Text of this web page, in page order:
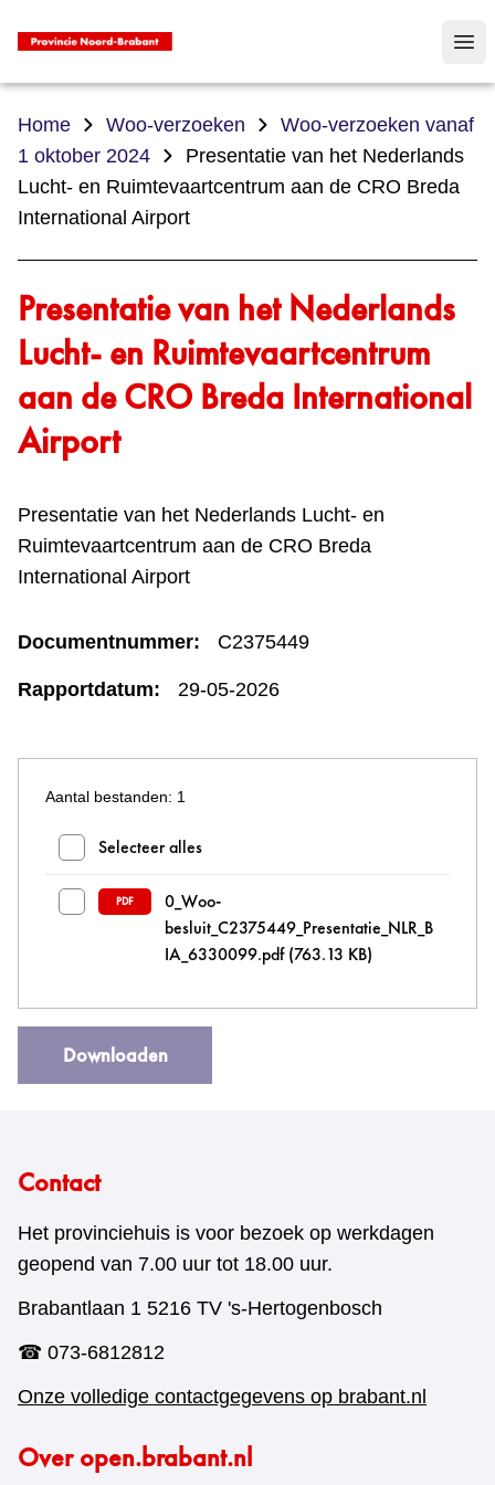
Home Woo-verzoeken
Woo-verzoeken vanaf
1 oktober 2024
Presentatie van het Nederlands
Lucht- en Ruimtevaartcentrum aan de CRO Breda
International Airport
Presentatie van het Nederlands
Lucht- en Ruimtevaartcentrum
aan de CRO Breda International
Airport
Presentatie van het Nederlands Lucht- en
Ruimtevaartcentrum aan de CRO Breda
International Airport
Documentnummer: C2375449
Rapportdatum: 29-05-2026
Aantal bestanden: 1
Bestanden en mappen selecteren
Selecteer alles
PDF
0_Woo-
besluit_C2375449_Presentatie_NLR_B
IA_6330099.pdf (763.13 KB)
Downloaden
Contact
Het provinciehuis is voor bezoek op werkdagen
geopend van 7.00 uur tot 18.00 uur.
Brabantlaan 1 5216 TV 's-Hertogenbosch
☎ 073-6812812
Onze volledige contactgegevens op brabant.nl
Over open.brabant.nl